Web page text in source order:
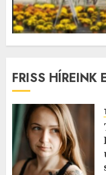
FRISS HÍREINK